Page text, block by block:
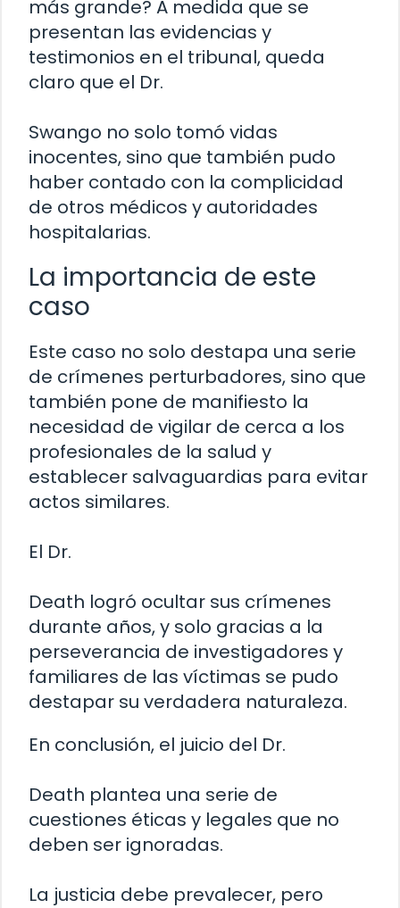
más grande? A medida que se
presentan las evidencias y
testimonios en el tribunal, queda
claro que el Dr.
Swango no solo tomó vidas
inocentes, sino que también pudo
haber contado con la complicidad
de otros médicos y autoridades
hospitalarias.
La importancia de este
caso
Este caso no solo destapa una serie
de crímenes perturbadores, sino que
también pone de manifiesto la
necesidad de vigilar de cerca a los
profesionales de la salud y
establecer salvaguardias para evitar
actos similares.
El Dr.
Death logró ocultar sus crímenes
durante años, y solo gracias a la
perseverancia de investigadores y
familiares de las víctimas se pudo
destapar su verdadera naturaleza.
En conclusión, el juicio del Dr.
Death plantea una serie de
cuestiones éticas y legales que no
deben ser ignoradas.
La justicia debe prevalecer, pero